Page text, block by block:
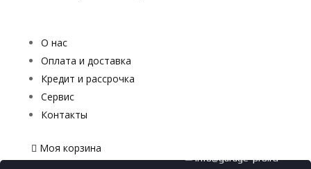
О нас
Оплата и доставка
Кредит и рассрочка
Сервис
Контакты
Моя корзина
✉ info@garage-pro.ru